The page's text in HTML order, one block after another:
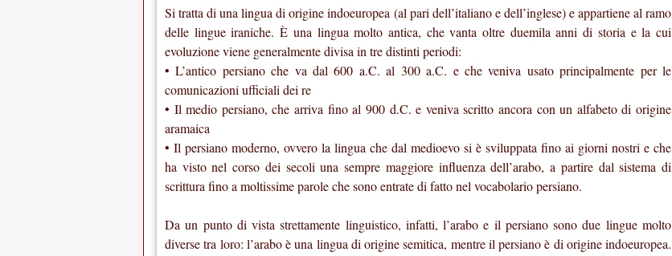
Si tratta di una lingua di origine indoeuropea (al pari dell’italiano e dell’inglese) e appartiene al ramo
delle lingue iraniche. È una lingua molto antica, che vanta oltre duemila anni di storia e la cui
evoluzione viene generalmente divisa in tre distinti periodi:
• L’antico persiano che va dal 600 a.C. al 300 a.C. e che veniva usato principalmente per le
comunicazioni ufficiali dei re
• Il medio persiano, che arriva fino al 900 d.C. e veniva scritto ancora con un alfabeto di origine
aramaica
• Il persiano moderno, ovvero la lingua che dal medioevo si è sviluppata fino ai giorni nostri e che
ha visto nel corso dei secoli una sempre maggiore influenza dell’arabo, a partire dal sistema di
scrittura fino a moltissime parole che sono entrate di fatto nel vocabolario persiano.
Da un punto di vista strettamente linguistico, infatti, l’arabo e il persiano sono due lingue molto
diverse tra loro: l’arabo è una lingua di origine semitica, mentre il persiano è di origine indoeuropea.